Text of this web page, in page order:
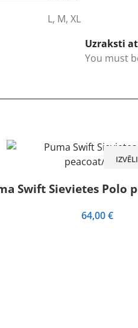
L, M, XL
Uzraksti
You must
Swift Sievietes Polo
64,00€